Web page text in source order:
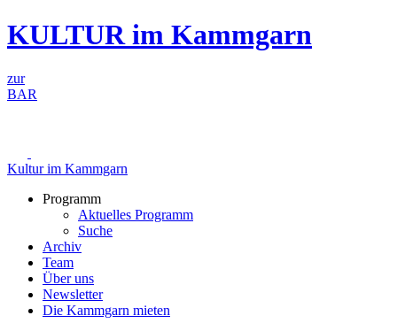
Zum
Inhalt
KULTUR im Kammgarn
zur
BAR
Kultur im Kammgarn
Programm
Aktuelles Programm
Suche
Archiv
Team
Über uns
Newsletter
Die Kammgarn mieten